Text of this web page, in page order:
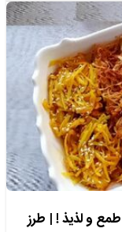
و لذیذ ! | طرز